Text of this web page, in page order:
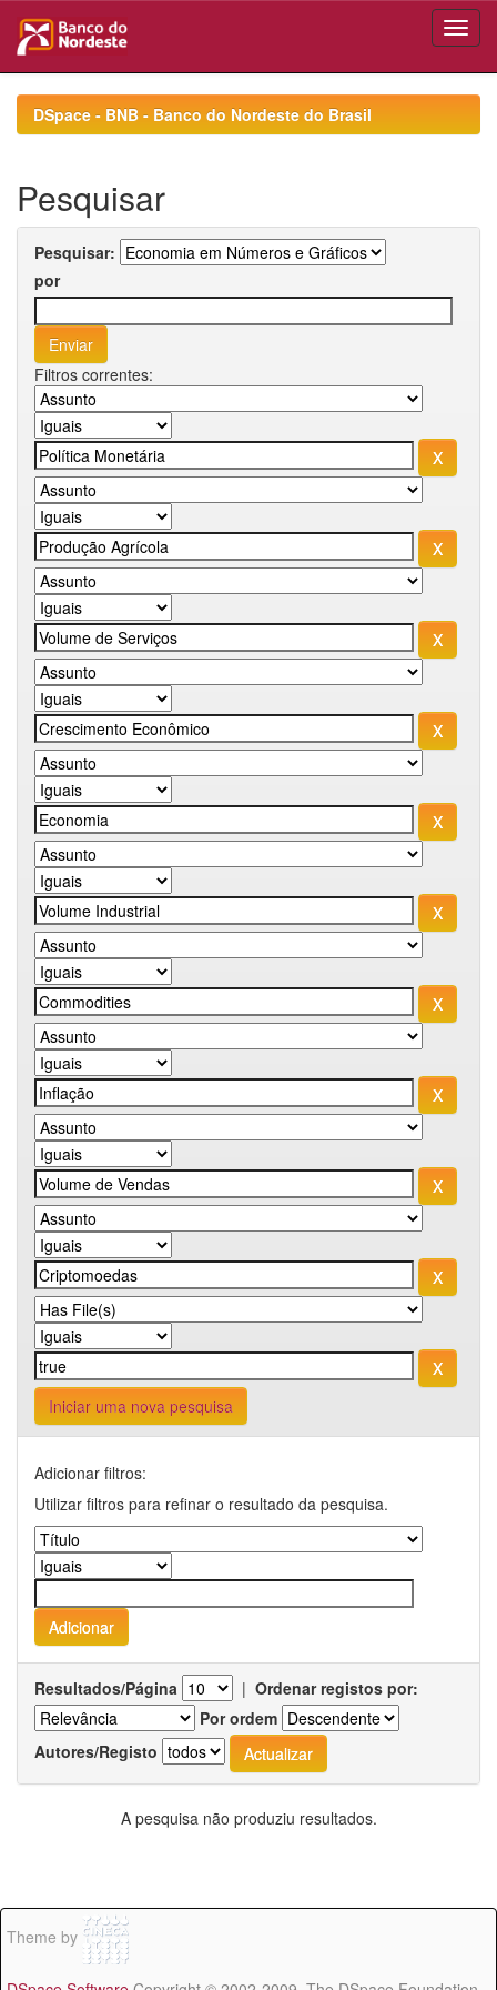
navigationDSpace - BNB - Banco do Nordeste do Brasil
Pesquisar
Pesquisar:
por
Filtros correntes:
Iniciar uma nova pesquisa
Adicionar filtros:
Utilizar filtros para refinar o resultado da pesquisa.
Resultados/Página | Ordenar registos por:
Por ordem
Autores/Registo
A pesquisa não produziu resultados.
Theme by